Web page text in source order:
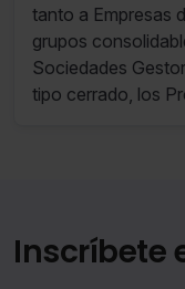
Gestoras de
tipo cerrado
tanto a Empresas
grupos
Sociedades
tipo cerrado, los
Inscríbete